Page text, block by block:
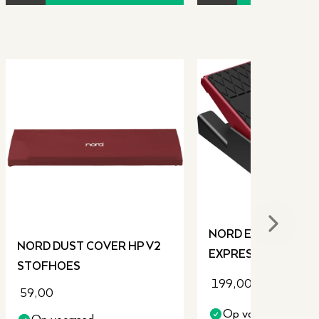
NORD DUST COVER HP V2
STOFHOES
59,00
NORD EP-15
EXPRESSIEPEDAAL
199,00
Op voorraad
Next